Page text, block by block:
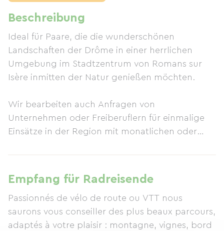
Beschreibung
Ideal für Paare, die die wunderschönen
Landschaften der Drôme in einer herrlichen
Umgebung im Stadtzentrum von Romans sur
Isère inmitten der Natur genießen möchten.
Wir bearbeiten auch Anfragen von
Unternehmen oder Freiberuflern für einmalige
Einsätze in der Region mit monatlichen oder
Genießen Sie einen angenehmen Aufenthalt in
unserem wunderschönen Gästehaus in einer
seltenen und außergewöhnlichen Lage im
Stadtzentrum: ein 2000 m² großer Park mit
beheiztem Swimmingpool und prächtigen
Empfang für Radreisende
Passionnés de vélo de route ou VTT nous
saurons vous conseiller des plus beaux parcours,
adaptés à votre plaisir : montagne, vignes, bord